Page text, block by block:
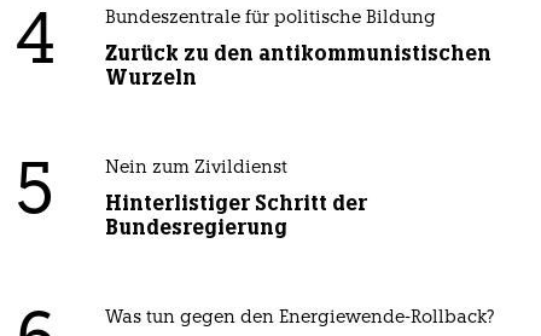
4 Bundeszentrale für politische Bildung
Zurück zu den antikommunistischen
Wurzeln
5 Nein zum Zivildienst
Hinterlistiger Schritt der
Bundesregierung
Was tun gegen den Energiewende-Rollback?